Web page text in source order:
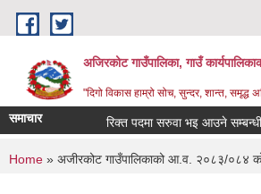
Skip to main content
अजिरकोट गाउँपालिका, गाउँ
"दिगो विकास हाम्रो सोच, सुन्दर, शान्त, समृद्ध
समाचार रिक्त पदमा सरुवा भइ आउने सम्बन्धी
You are here
Home » अजीरकोट गाउँपालिकाको आ.व. २०८३/०८४